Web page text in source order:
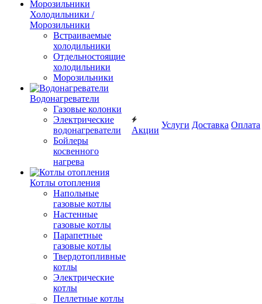
Холодильники /
Морозильники
Встраиваемые
холодильники
Отдельностоящие
холодильники
Морозильники
Водонагреватели
Газовые колонки
Электрические
водонагреватели
Бойлеры
косвенного
нагрева
Котлы отопления
Напольные
газовые котлы
Настенные
газовые котлы
Парапетные
газовые котлы
Твердотопливные
котлы
Электрические
котлы
Пеллетные котлы
Акции
Услуги Доставка Оплата